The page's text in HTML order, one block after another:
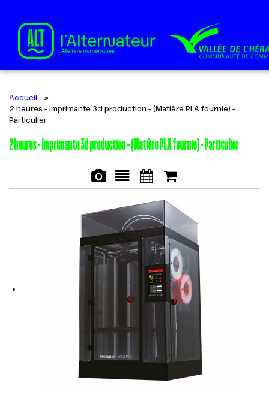
Accueil
>
2 heures - Imprimante 3d production - (Matière PLA fournie) -
Particulier
2 heures - Imprimante 3d production - (Matière PLA fournie) - Particulier